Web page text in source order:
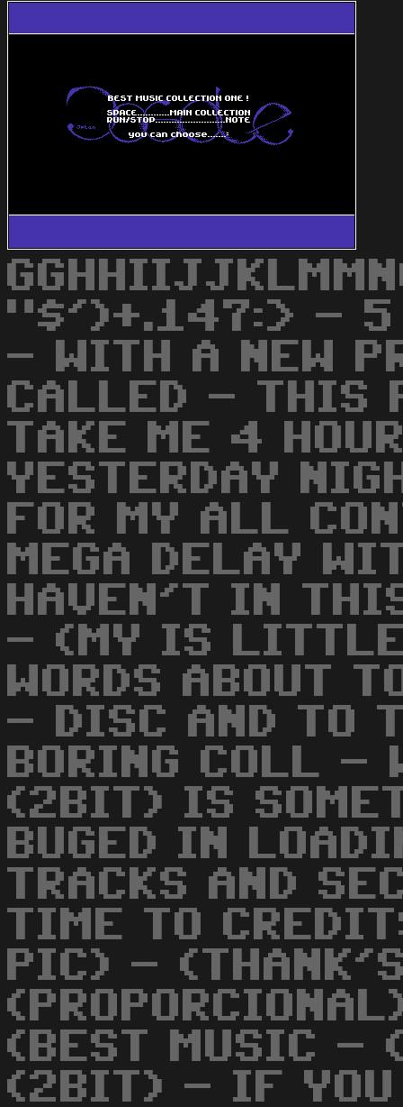
"$')+.147:> - 5
- WITH A NEW
CALLED - THIS
TAKE ME 4
YESTERDAY
FOR MY ALL
MEGA DELAY
HAVEN'T IN
- (MY IS LITTLE
WORDS ABOUT
- DISC AND TO
BORING COLL -
(2BIT) IS
BUGED IN
TRACKS AND
TIME TO
PIC) -
(BEST MUSIC -
(2BIT) - IF YOU